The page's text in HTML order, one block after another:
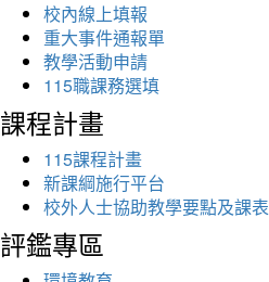
校內線上填報
重大事件通報單
教學活動申請
115職課務選填
課程計畫
115課程計畫
新課綱施行平台
校外人士協助教學要點及課表
評鑑專區